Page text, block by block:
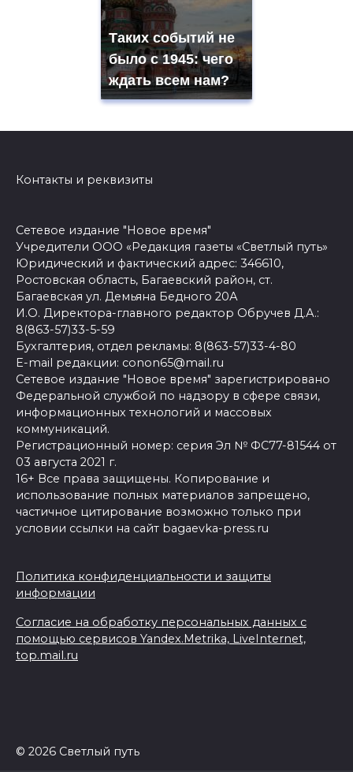
Таких событий не
было с 1945: чего
ждать всем нам?
Контакты и реквизиты
Сетевое издание "Новое время"
Учредители ООО «Редакция газеты «Светлый путь»
Юридический и фактический адрес: 346610,
Ростовская область, Багаевский район, ст.
Багаевская ул. Демьяна Бедного 20А
И.О. Директора-главного редактор Обручев Д.А.:
8(863-57)33-5-59
Бухгалтерия, отдел рекламы: 8(863-57)33-4-80
E-mail редакции: conon65@mail.ru
Сетевое издание "Новое время" зарегистрировано
Федеральной службой по надзору в сфере связи,
информационных технологий и массовых
коммуникаций.
Регистрационный номер: серия Эл № ФС77-81544 от
03 августа 2021 г.
16+ Все права защищены. Копирование и
использование полных материалов запрещено,
частичное цитирование возможно только при
условии ссылки на сайт bagaevka-press.ru
Политика конфиденциальности и защиты
информации
Согласие на обработку персональных данных с
помощью сервисов Yandex.Metrika, LiveInternet,
top.mail.ru
© 2026 Светлый путь